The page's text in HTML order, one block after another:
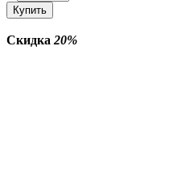
Купить
Скидка 20%